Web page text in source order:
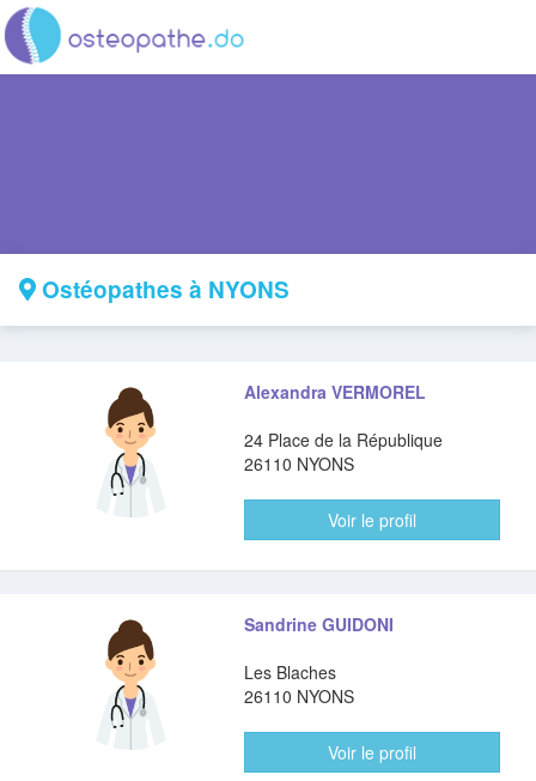
Ostéopathes à NYONS
Alexandra VERMOREL
24 Place de la République
26110 NYONS
Voir le profil
Sandrine GUIDONI
Les Blaches
26110 NYONS
Voir le profil